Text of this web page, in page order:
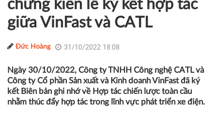
chứng kiến lễ ký kết hợp tác
giữa VinFast và CATL
Đức Hoàng 31/10/2022 18:08
Ngày 30/10/2022, Công ty TNHH Công nghệ CATL và
Công ty Cổ phần Sản xuất và Kinh doanh VinFast đã ký
kết Biên bản ghi nhớ về Hợp tác chiến lược toàn cầu
nhằm thúc đẩy hợp tác trong lĩnh vực phát triển xe điện.